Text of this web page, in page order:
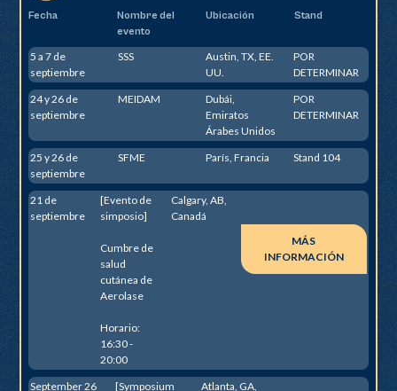
Fecha
Nombre del
evento
Ubicación Stand
5 a 7 de
septiembre
SSS
Austin, TX, EE.
UU.
POR
DETERMINAR
24 y 26 de
septiembre
MEIDAM
Dubái,
Emiratos
Árabes Unidos
POR
DETERMINAR
25 y 26 de
septiembre
SFME París, Francia Stand 104
21 de
septiembre
[Evento de
simposio]
Cumbre de
salud
cutánea de
Aerolase
Horario:
16:30 -
20:00
Calgary, AB,
Canadá
MÁS
INFORMACIÓN
September 26
[Symposium
Atlanta, GA,